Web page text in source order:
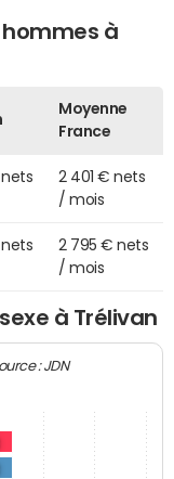
à
Moyenne
France
2 401 € nets
/ mois
2 795 € nets
/ mois
à Trélivan
: JDN